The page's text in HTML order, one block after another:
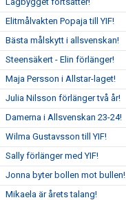
Elitmålvakten Popaja till YIF!
Bästa målskytt i allsvenskan!
Steensäkert - Elin förlänger!
Maja Persson i Allstar-laget!
Julia Nilsson förlänger två år!
Damerna i Allsvenskan 23-24!
Wilma Gustavsson till YIF!
Sally förlänger med YIF!
Jonna byter bollen mot bullen!
Mikaela är årets talang!